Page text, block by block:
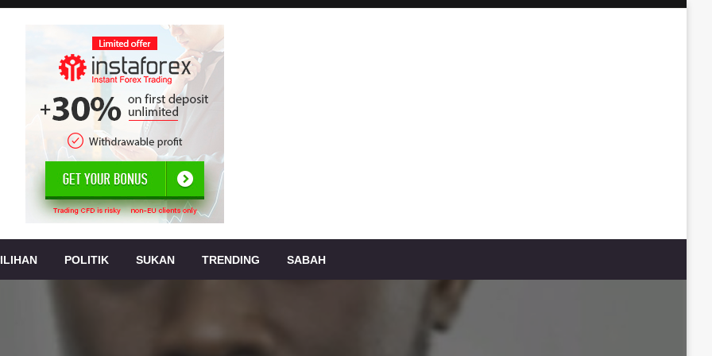
POLITIK SUKAN TRENDING SABAH